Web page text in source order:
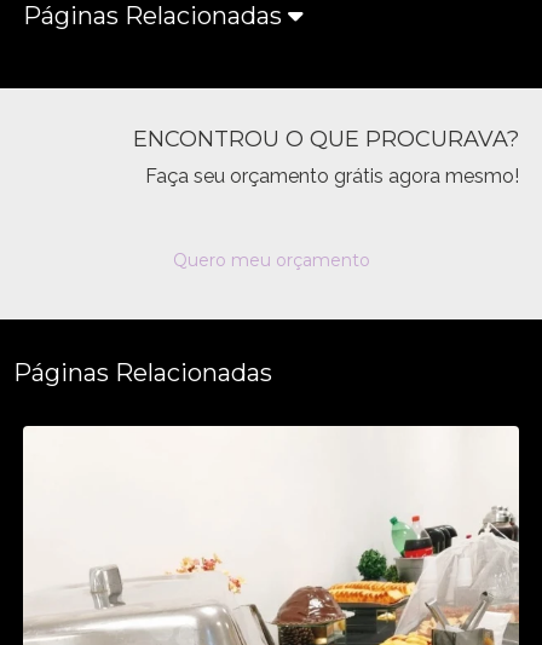
Páginas Relacionadas
ENCONTROU O QUE PROCURAVA?
Faça seu orçamento grátis agora mesmo!
Quero meu orçamento
Páginas Relacionadas